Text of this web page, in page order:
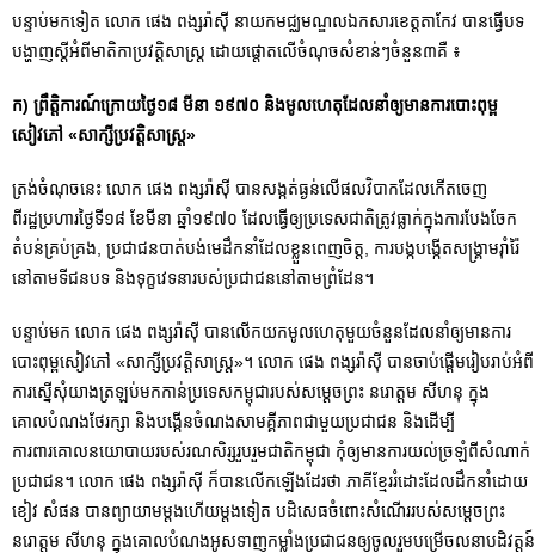
បន្ទាប់មកទៀត លោក ផេង ពង្សរ៉ាស៊ី នាយកមជ្ឈមណ្ឌលឯកសារខេត្តតាកែវ បានធ្វើបទ
បង្ហាញស្តីអំពីមាតិកាប្រវត្តិសាស្ត្រ ដោយផ្តោតលើចំណុចសំខាន់ៗចំនួន៣គឺ ៖
ក) ព្រឹត្តិការណ៍ក្រោយថ្ងៃ១៨ មីនា ១៩៧០ និងមូលហេតុដែលនាំឲ្យមានការបោះពុម្ព
សៀវភៅ «សាក្សីប្រវត្តិសាស្រ្ត»
ត្រង់ចំណុចនេះ លោក ផេង ពង្សរ៉ាស៊ី បានសង្កត់ធ្ងន់លើផលវិបាកដែលកើតចេញ
ពីរដ្ឋប្រហារថ្ងៃទី១៨ ខែមីនា ឆ្នាំ១៩៧០ ដែលធ្វើឲ្យប្រទេសជាតិត្រូវធ្លាក់ក្នុងការបែងចែក
តំបន់គ្រប់គ្រង, ប្រជាជនបាត់បង់មេដឹកនាំដែលខ្លួនពេញចិត្ត, ការបង្កបង្កើតសង្គ្រាមរ៉ាំរ៉ៃ
នៅតាមទីជនបទ និងទុក្ខវេទនារបស់ប្រជាជននៅតាមព្រំដែន។
បន្ទាប់មក លោក ផេង ពង្សរ៉ាស៊ី បានលើកយកមូលហេតុមួយចំនួនដែលនាំឲ្យមានការ
បោះពុម្ពសៀវភៅ «សាក្សីប្រវត្តិសាស្ត្រ»។ លោក ផេង ពង្សរ៉ាស៊ី បានចាប់ផ្តើមរៀបរាប់អំពី
ការស្នើសុំយាងត្រឡប់មកកាន់ប្រទេសកម្ពុជារបស់សម្តេចព្រះ នរោត្តម សីហនុ ក្នុង
គោលបំណងថែរក្សា និងបង្កើនចំណងសាមគ្គីភាពជាមួយប្រជាជន និងដើម្បី
ការពារគោលនយោ​បាយរបស់រណសិរ្សរួបរួមជាតិកម្ពុជា កុំឲ្យមានការយល់ច្រឡំពីសំណាក់
ប្រជាជន។ លោក ផេង ពង្សរ៉ាស៊ី ក៏បានលើកឡើងដែរថា ភាគីខ្មែររំដោះដែលដឹកនាំដោយ
ខៀវ សំផន បានព្យាយាមម្តងហើយម្តងទៀត បដិសេធចំពោះសំណើររបស់សម្តេចព្រះ
នរោត្តម សីហនុ ក្នុងគោលបំណងអូសទាញកម្លាំងប្រជាជនឲ្យចូលរួមបម្រើចលនាបដិវត្តន៍